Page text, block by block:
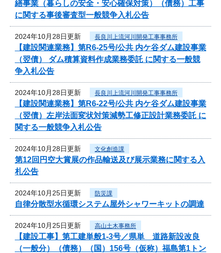
繕事業（暮らしの安全・安心確保対策）（債務）工事
に関する事後審査型一般競争入札公告
2024年10月28日更新 長良川上流河川開発工事事務所
【建設関連業務】第R6-25号/公共 内ケ谷ダム建設事業
（翌債） ダム積算資料作成業務委託 に関する一般競
争入札公告
2024年10月28日更新 長良川上流河川開発工事事務所
【建設関連業務】第R6-22号/公共 内ケ谷ダム建設事業
（翌債）左岸法面変状対策減勢工修正設計業務委託 に
関する一般競争入札公告
2024年10月28日更新 文化創造課
第12回円空大賞展の作品輸送及び展示業務に関する入
札公告
2024年10月25日更新 防災課
自律分散型水循環システム屋外シャワーキットの調達
2024年10月25日更新 高山土木事務所
【建設工事】第工建単般1-3号／県単 道路新設改良
（一般分）（債務）（国）156号（仮称）福島第1トン